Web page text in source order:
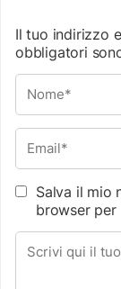
Il tuo indirizzo
obbligatori
Salva il mio
browser per